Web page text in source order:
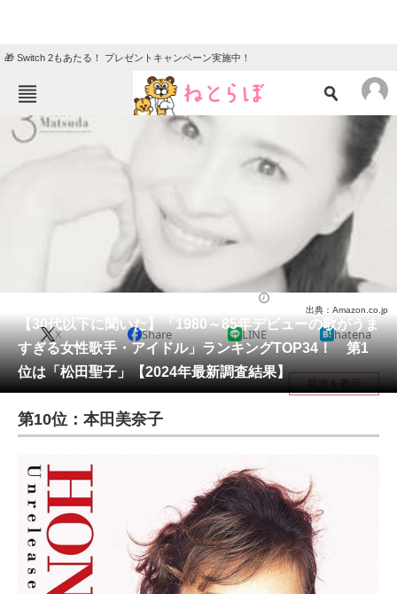
🎁 Switch 2もあたる！ プレゼントキャンペーン実施中！
ねとらぼメニュー
TOP
教育・育児
リサーチ
会員記事
メディア
注目記事を集めた総合ページ
ITの今と未来を見通す
スマホと通信の最新トレンド
進化するPCとデバイスの未来
好きが集まる 比べて選べる
ビジネスと働き方のヒント
【30代以下に聞いた】「1980～85年デビューの歌がうま
すぎる女性歌手・アイドル」ランキングTOP34！ 第1
位は「松田聖子」【2024年最新調査結果】
出典：Amazon.co.jp
X Share LINE hatena
目次を表示
第10位：本田美奈子